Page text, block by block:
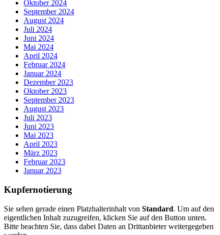
Oktober 2024
September 2024
August 2024
Juli 2024
Juni 2024
Mai 2024
April 2024
Februar 2024
Januar 2024
Dezember 2023
Oktober 2023
September 2023
August 2023
Juli 2023
Juni 2023
Mai 2023
April 2023
März 2023
Februar 2023
Januar 2023
Kupfernotierung
Sie sehen gerade einen Platzhalterinhalt von Standard. Um auf den
eigentlichen Inhalt zuzugreifen, klicken Sie auf den Button unten.
Bitte beachten Sie, dass dabei Daten an Drittanbieter weitergegeben